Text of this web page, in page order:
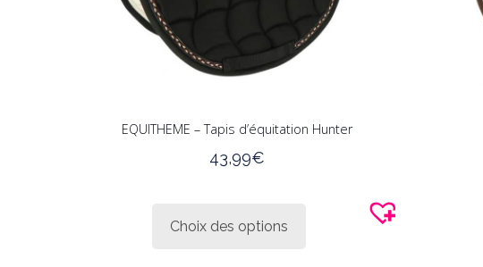
EQUITHEME – Tapis d’équitation Hunter
43,99€
Choix des options